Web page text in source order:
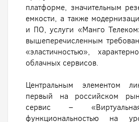
платформе, значительным
емкости, а также
и ПО, услуги «Манго
вышеперечисленным
«эластичностью»,
облачных сервисов.
Центральным элементом
первый на российском
сервис –
функциональностью на